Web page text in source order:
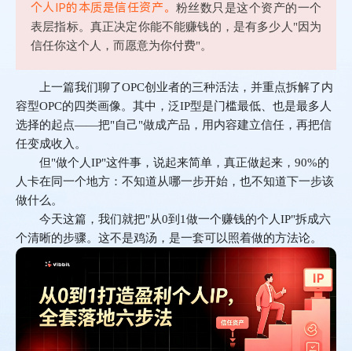
IP，
步？
个人IP的本质是信任资产。 粉丝数只是这个资产的一个
表层指标。真正决定你能不能赚钱的，是有多少人 "因为
信任你这个人，而愿意为你付费"。
上一篇我们聊了OPC创业者的三种活法，并重点拆解了内
容型OPC的四类画像。其中， 泛IP型是门槛最低、也是最多人
选择的起点——把"自己"做成产品，用内容建立信任，再把信
任变成收入。
但"做个人IP"这件事，说起来简单，真正做起来， 90%的
人卡在同一个地方： 不知道从哪一步开始，也不知道下一步该
做什么。
今天这篇，我们就把"从0到 1做一个赚钱的个人IP"拆成六
个清晰的步骤。这不是鸡汤，是一套可以照着做的方法论。